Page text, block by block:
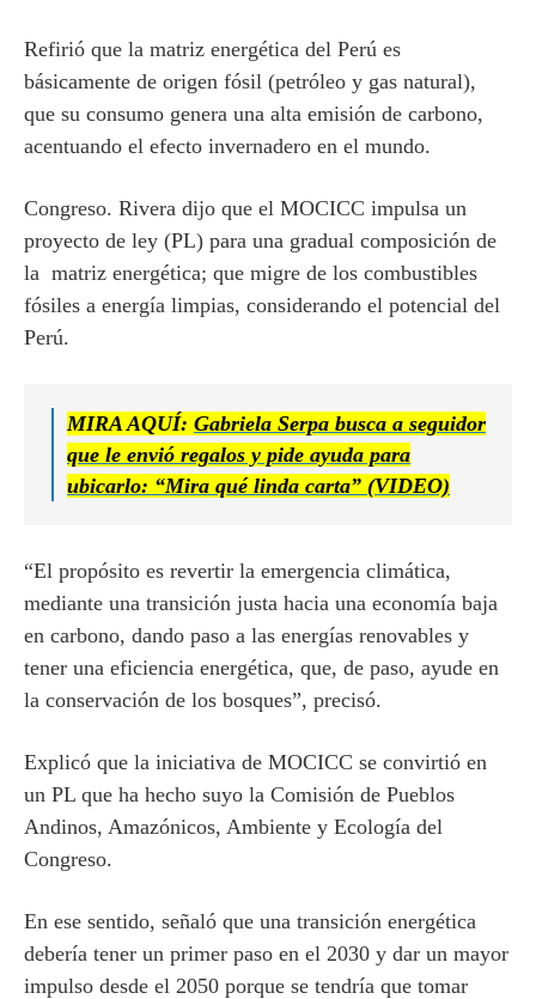
Refirió que la matriz energética del Perú es
básicamente de origen fósil (petróleo y gas natural),
que su consumo genera una alta emisión de carbono,
acentuando el efecto invernadero en el mundo.
Congreso. Rivera dijo que el MOCICC impulsa un
proyecto de ley (PL) para una gradual composición de
la matriz energética; que migre de los combustibles
fósiles a energía limpias, considerando el potencial del
Perú.
MIRA AQUÍ: Gabriela Serpa busca a seguidor
que le envió regalos y pide ayuda para
ubicarlo: “Mira qué linda carta” (VIDEO)
“El propósito es revertir la emergencia climática,
mediante una transición justa hacia una economía baja
en carbono, dando paso a las energías renovables y
tener una eficiencia energética, que, de paso, ayude en
la conservación de los bosques”, precisó.
Explicó que la iniciativa de MOCICC se convirtió en
un PL que ha hecho suyo la Comisión de Pueblos
Andinos, Amazónicos, Ambiente y Ecología del
Congreso.
En ese sentido, señaló que una transición energética
debería tener un primer paso en el 2030 y dar un mayor
impulso desde el 2050 porque se tendría que tomar